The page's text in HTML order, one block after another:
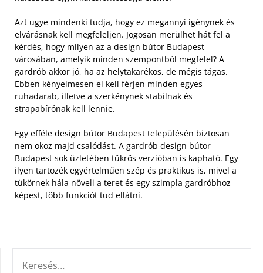
Azt ugye mindenki tudja, hogy ez megannyi igénynek és
elvárásnak kell megfeleljen. Jogosan merülhet hát fel a
kérdés, hogy milyen az a design bútor Budapest
városában, amelyik minden szempontból megfelel? A
gardrób akkor jó, ha az helytakarékos, de mégis tágas.
Ebben kényelmesen el kell férjen minden egyes
ruhadarab, illetve a szerkénynek stabilnak és
strapabírónak kell lennie.
Egy efféle design bútor Budapest településén biztosan
nem okoz majd csalódást. A gardrób design bútor
Budapest sok üzletében tükrös verzióban is kapható. Egy
ilyen tartozék egyértelműen szép és praktikus is, mivel a
tükörnek hála növeli a teret és egy szimpla gardróbhoz
képest, több funkciót tud ellátni.